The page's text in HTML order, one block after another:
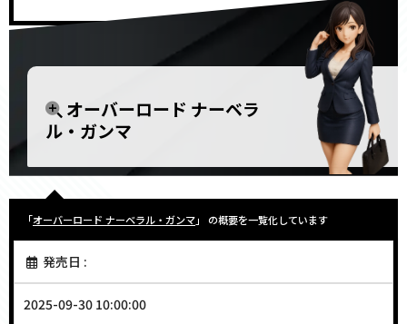
オーバーロード ナーベラ
ル・ガンマ
「オーバーロード ナーベラル・ガンマ」 の概要を一覧化しています
発売日 :
2025-09-30 10:00:00